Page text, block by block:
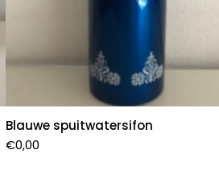
Blauwe spuitwatersifon
€0,00